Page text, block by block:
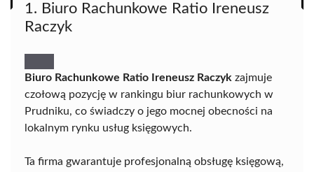
1. Biuro Rachunkowe Ratio Ireneusz
Raczyk
Biuro Rachunkowe Ratio Ireneusz Raczyk zajmuje
czołową pozycję w rankingu biur rachunkowych w
Prudniku, co świadczy o jego mocnej obecności na
lokalnym rynku usług księgowych.
Ta firma gwarantuje profesjonalną obsługę księgową,